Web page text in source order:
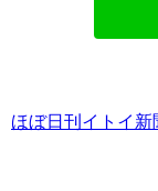
ほぼ日刊イトイ